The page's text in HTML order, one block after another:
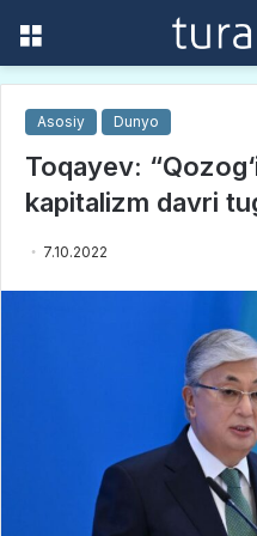
Asosiy Dunyo
Toqayev:
kapitalizm davri
7.10.2022